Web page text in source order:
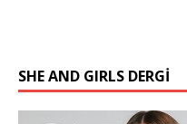
SHE AND GIRLS DERGİ